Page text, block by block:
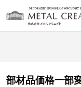
部材品価格一部